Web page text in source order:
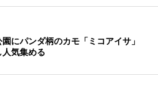
園にパンダ柄のカモ「ミコアイサ」
気集める